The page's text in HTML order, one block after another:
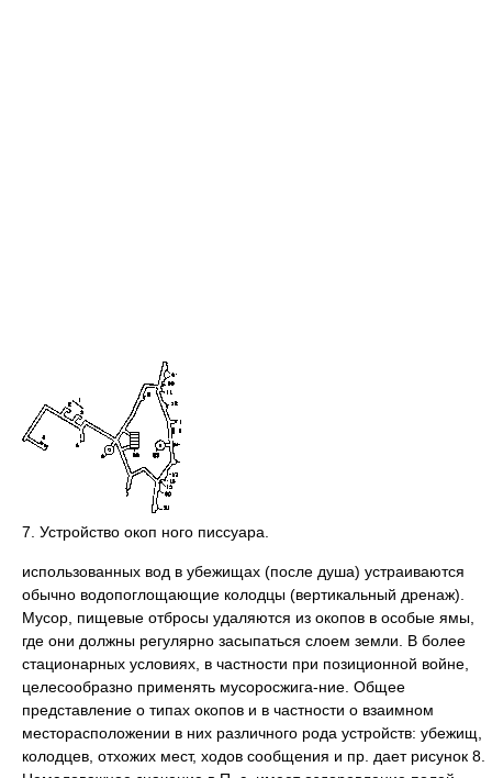
7. Устройство окоп ного писсуара.
использованных вод в убежищах (после душа) устраиваются
обычно водопоглощающие колодцы (вертикальный дренаж).
Мусор, пищевые отбросы удаляются из окопов в особые ямы,
где они должны регулярно засыпаться слоем земли. В более
стационарных условиях, в частности при позиционной войне,
целесообразно применять мусоросжига-ние. Общее
представление о типах окопов и в частности о взаимном
месторасположении в них различного рода устройств: убежищ,
колодцев, отхожих мест, ходов сообщения и пр. дает рисунок 8.